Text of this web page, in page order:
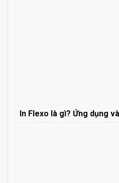
In Flexo là gì? Ứng dụng